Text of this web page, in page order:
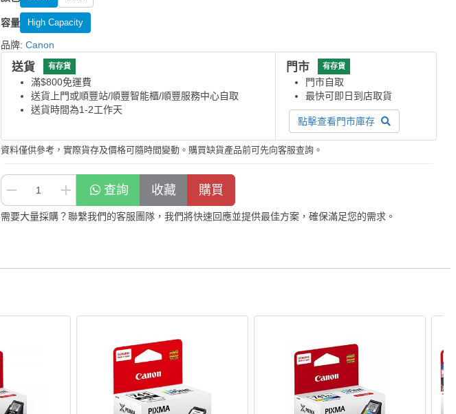
容量 High Capacity
品牌: Canon
送貨 有存貨
滿$800免運費
送貨上門或順豐站/順豐智能櫃/順豐服務中心自取
送貨時間為1-2工作天
門市 有存貨
門市自取
最快可即日到店取貨
點擊查看門市庫存
資料僅供參考，實際貨存及價格可隨時間變動。購買缺貨產品前可先向客服查詢。
查詢
需要大量採購？聯繫我們的客服團隊，我們將快速回應並提供最佳方案，確保滿足您的需求。